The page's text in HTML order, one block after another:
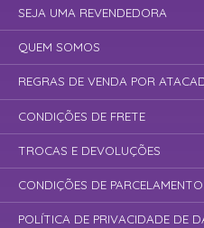
SEJA UMA REVENDEDORA
QUEM SOMOS
REGRAS DE VENDA POR
CONDIÇÕES DE FRETE
TROCAS E DEVOLUÇÕES
CONDIÇÕES DE PARCELAMENTO
POLÍTICA DE PRIVACIDADE DE